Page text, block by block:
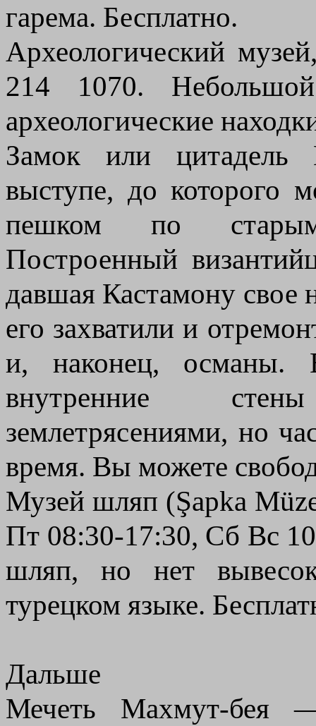
гарема. Бесплатно.
Археологический
214 1070.
археологические
Замок или цитадель
выступе, до которого
пешком по старым
Построенный
давшая Кастамону свое
его захватили и
и, наконец, османы.
внутренние
землетрясениями, но
время. Вы можете
Музей шляп (Şapka
Пт 08:30-17:30, Сб Вс
шляп, но нет
турецком языке.
Дальше
Мечеть Махмут-бея —